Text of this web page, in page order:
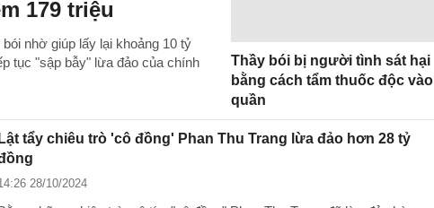
179 triệu
nhờ giúp lấy lại khoảng 10 tỷ
tục "sập bẫy" lừa đảo của chính
Thầy bói bị người tình sát hại
bằng cách tẩm thuốc độc vào
quần
Lật tẩy chiêu trò 'cô đồng' Phan Thu Trang lừa đảo hơn 28 tỷ
28/10/2024